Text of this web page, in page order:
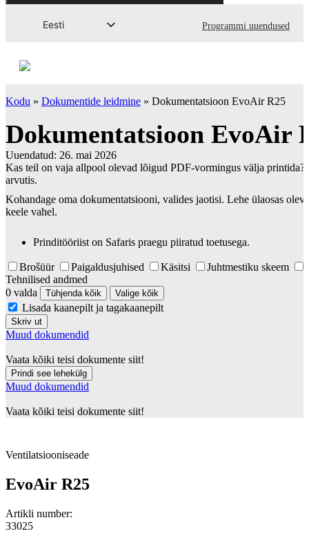
Eesti
Norsk bokmål
Íslenska
Latviešu valoda
Programmi uuendused
Kodu » Dokumentide leidmine » Dokumentatsioon EvoAir R25
Dokumentatsioon EvoAir
Uuendatud: 26. mai 2026
Kas teil on vaja allpool olevad lõigud PDF-vormingus välja printida?
arvutis.
Kohandage oma dokumentatsiooni, valides jaotisi. Lehe ülaosas
keele vahel.
Prinditööriist on Safaris praegu piiratud toetusega.
Brošüür Paigaldusjuhised Käsitsi Juhtmestiku skeem
Tehnilised andmed
0 valda
Tühjenda kõik Valige kõik
Lisada kaanepilt ja tagakaanepilt
Skriv ut
Muud dokumendid
Vaata kõiki teisi dokumente siit!
Prindi see lehekülg
Muud dokumendid
Vaata kõiki teisi dokumente siit!
Ventilatsiooniseade
EvoAir R25
Artikli number:
33025